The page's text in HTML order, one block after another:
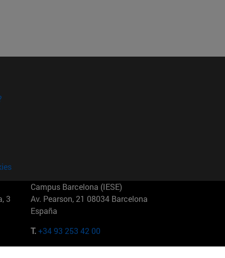
3
Campus Barcelona (IESE)
Av. Pearson, 21 08034 Barcelona
España
T.+34 93 253 42 00